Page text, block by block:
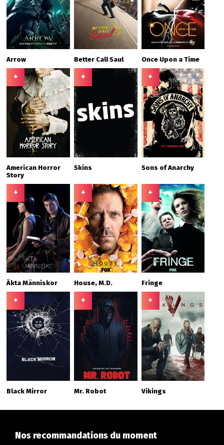
Arrow Better Call Saul Once Upon a Time
+
American Horror
Story
+
Skins
+
Sons of Anarchy
+
Äkta Människor
+
House, M.D.
+
Fringe
+
Black Mirror
+
Mr. Robot
+
Vikings
Nos recommandations du moment